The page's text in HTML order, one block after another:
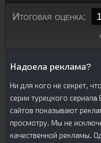
Итоговая оценка:
Надоела реклама?
Ни для кого не секрет,
серии турецкого
сайтов показывают
просмотру. Мы не
качественной рекламы.